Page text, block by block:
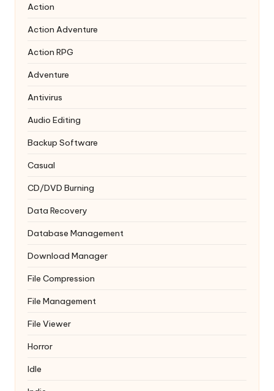
Action
Action Adventure
Action RPG
Adventure
Antivirus
Audio Editing
Backup Software
Casual
CD/DVD Burning
Data Recovery
Database Management
Download Manager
File Compression
File Management
File Viewer
Horror
Idle